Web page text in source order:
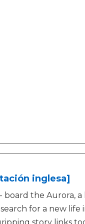
inglesa]
the Aurora,
for a new life